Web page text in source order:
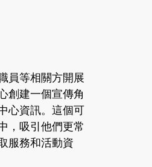
員等相關方開展
創建一個宣傳角
心資訊。這個可
，吸引他們更常
服務和活動資